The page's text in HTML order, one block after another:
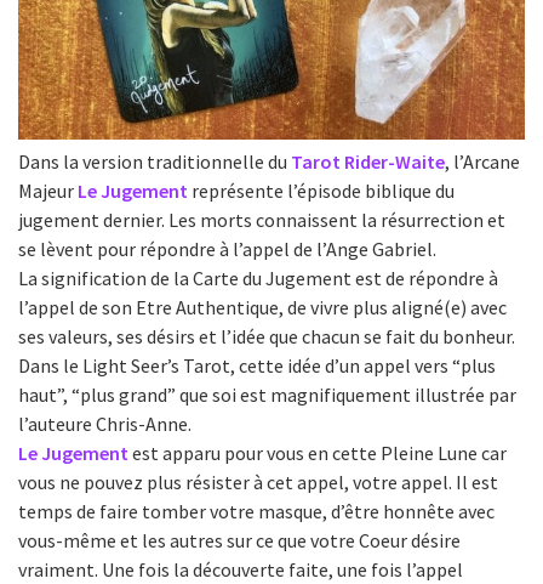
Dans la version traditionnelle du Tarot Rider-Waite, l’Arcane
Majeur Le Jugement représente l’épisode biblique du
jugement dernier. Les morts connaissent la résurrection et
se lèvent pour répondre à l’appel de l’Ange Gabriel.
La signification de la Carte du Jugement est de répondre à
l’appel de son Etre Authentique, de vivre plus aligné(e) avec
ses valeurs, ses désirs et l’idée que chacun se fait du bonheur.
Dans le Light Seer’s Tarot, cette idée d’un appel vers “plus
haut”, “plus grand” que soi est magnifiquement illustrée par
l’auteure Chris-Anne.
Le Jugementest apparu pour vous en cette Pleine Lune car
vous ne pouvez plus résister à cet appel, votre appel. Il est
temps de faire tomber votre masque, d’être honnête avec
vous-même et les autres sur ce que votre Coeur désire
vraiment. Une fois la découverte faite, une fois l’appel